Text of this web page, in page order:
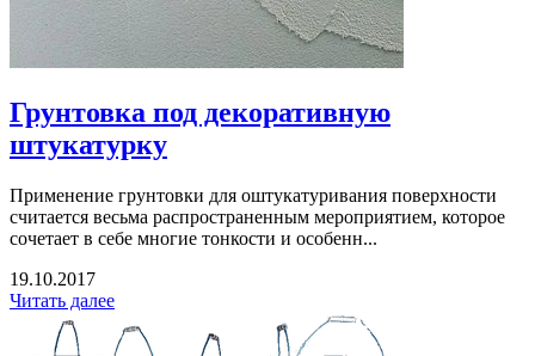
Грунтовка под декоративную
штукатурку
Применение грунтовки для оштукатуривания поверхности
считается весьма распространенным мероприятием, которое
сочетает в себе многие тонкости и особенн...
19.10.2017
Читать далее